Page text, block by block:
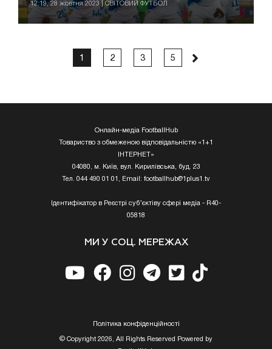
12:19, 28 жовтня 2023 | СВІТОВИЙ ФУТБОЛ
1 2 3 5
Онлайн-медіа FootballHub
Товариство з обмеженою відповідальністю «1+1
ІНТЕРНЕТ»
04080, м. Київ, вул. Кирилівська, буд. 23
Тел. 044 490 01 01, Email: footballhub@1plus1.tv
Ідентифікатор в Реєстрі суб’єктіву сфері медіа - R40-
05818
МИ У СОЦ. МЕРЕЖАХ
Полiтика конфiденцiйностi
© Copyright 2026, All Rights Reserved Powered by